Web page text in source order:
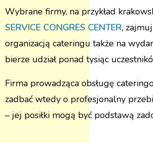
Wybrane firmy, na przykład
SERVICE CONGRES CENTER,
organizacją cateringu także na
bierze udział ponad tysiąc
Firma prowadząca obsługę
zadbać wtedy o profesjonalny
– jej posiłki mogą być podstawą